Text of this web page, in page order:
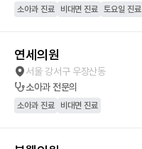
소아과 진료 비대면 진료 토요일 진료
연세의원
서울 강서구 우장산동
소아과전문의
소아과 진료 비대면 진료